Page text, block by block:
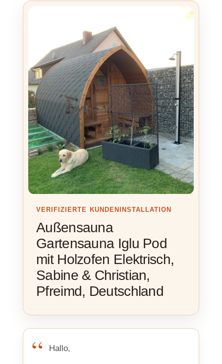
VERIFIZIERTE KUNDENINSTALLATION
Außensauna
Gartensauna Iglu Pod
mit Holzofen Elektrisch,
Sabine & Christian,
Pfreimd, Deutschland
Hallo,